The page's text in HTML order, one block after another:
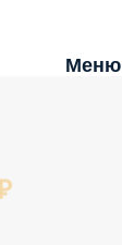
Меню